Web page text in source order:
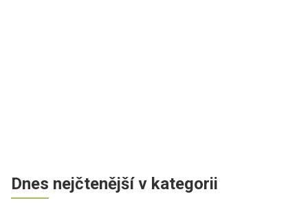
Dnes nejčtenější v kategorii